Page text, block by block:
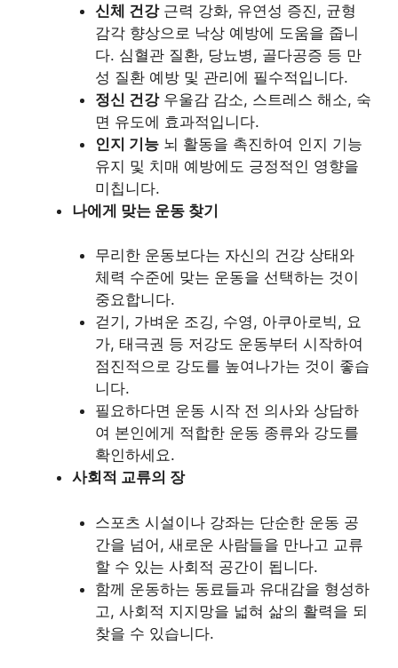
신체 건강근력 강화, 유연성 증진, 균형
감각 향상으로 낙상 예방에 도움을 줍니
다. 심혈관 질환, 당뇨병, 골다공증 등 만
성 질환 예방 및 관리에 필수적입니다.
정신 건강우울감 감소, 스트레스 해소, 숙
면 유도에 효과적입니다.
인지 기능뇌 활동을 촉진하여 인지 기능
유지 및 치매 예방에도 긍정적인 영향을
미칩니다.
나에게 맞는 운동 찾기
무리한 운동보다는 자신의 건강 상태와
체력 수준에 맞는 운동을 선택하는 것이
중요합니다.
걷기, 가벼운 조깅, 수영, 아쿠아로빅, 요
가, 태극권 등 저강도 운동부터 시작하여
점진적으로 강도를 높여나가는 것이 좋습
니다.
필요하다면 운동 시작 전 의사와 상담하
여 본인에게 적합한 운동 종류와 강도를
확인하세요.
사회적 교류의 장
스포츠 시설이나 강좌는 단순한 운동 공
간을 넘어, 새로운 사람들을 만나고 교류
할 수 있는 사회적 공간이 됩니다.
함께 운동하는 동료들과 유대감을 형성하
고, 사회적 지지망을 넓혀 삶의 활력을 되
찾을 수 있습니다.